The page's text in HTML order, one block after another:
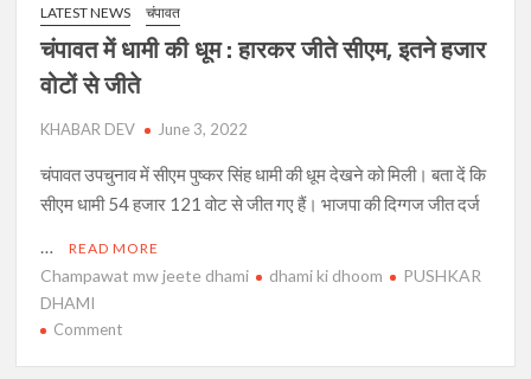
क्या
फैसला
लेंगे
धामी?
LATEST NEWS चंपावत
चंपावत में धामी की धूम : हारकर जीते सीएम, इतने हजार
वोटों से जीते
KHABAR DEV June 3, 2022
चंपावत उपचुनाव में सीएम पुष्कर सिंह धामी की धूम देखने को मिली। बता दें कि
सीएम धामी 54 हजार 121 वोट से जीत गए हैं। भाजपा की दिग्गज जीत दर्ज
…
READ MORE
Champawat mw jeete dhami dhami ki dhoom
PUSHKAR
DHAMI
Commenton